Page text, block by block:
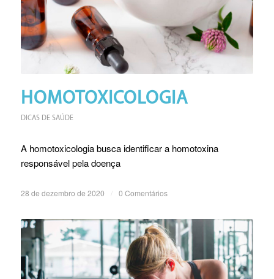
HOMOTOXICOLOGIA
DICAS DE SAÚDE
A homotoxicologia busca identificar a homotoxina
responsável pela doença
28 de dezembro de 2020 0 Comentários